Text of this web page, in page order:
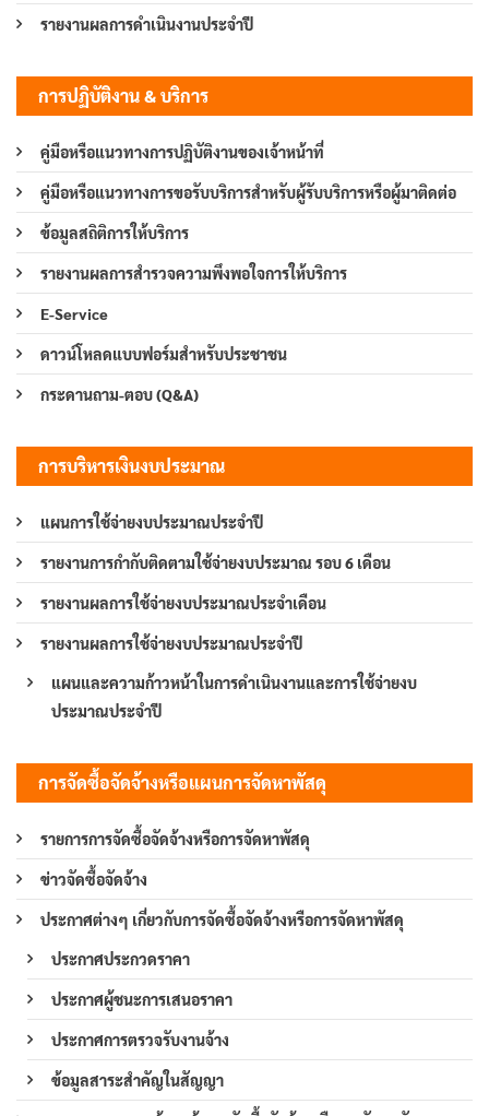
รายงานผลการดำเนินงานประจำปี
การปฏิบัติงาน & บริการ
คู่มือหรือแนวทางการปฏิบัติงานของเจ้าหน้าที่
คู่มือหรือแนวทางการขอรับบริการสำหรับผู้รับบริการหรือผู้มาติดต่อ
ข้อมูลสถิติการให้บริการ
รายงานผลการสำรวจความพึงพอใจการให้บริการ
E-Service
ดาวน์โหลดแบบฟอร์มสำหรับประชาชน
กระดานถาม-ตอบ (Q&A)
การบริหารเงินงบประมาณ
แผนการใช้จ่ายงบประมาณประจำปี
รายงานการกำกับติดตามใช้จ่ายงบประมาณ รอบ 6 เดือน
รายงานผลการใช้จ่ายงบประมาณประจำเดือน
รายงานผลการใช้จ่ายงบประมาณประจำปี
แผนและความก้าวหน้าในการดำเนินงานและการใช้จ่ายงบ
ประมาณประจำปี
การจัดซื้อจัดจ้างหรือแผนการจัดหาพัสดุ
รายการการจัดซื้อจัดจ้างหรือการจัดหาพัสดุ
ข่าวจัดซื้อจัดจ้าง
ประกาศต่างๆ เกี่ยวกับการจัดซื้อจัดจ้างหรือการจัดหาพัสดุ
ประกาศประกวดราคา
ประกาศผู้ชนะการเสนอราคา
ประกาศการตรวจรับงานจ้าง
ข้อมูลสาระสำคัญในสัญญา